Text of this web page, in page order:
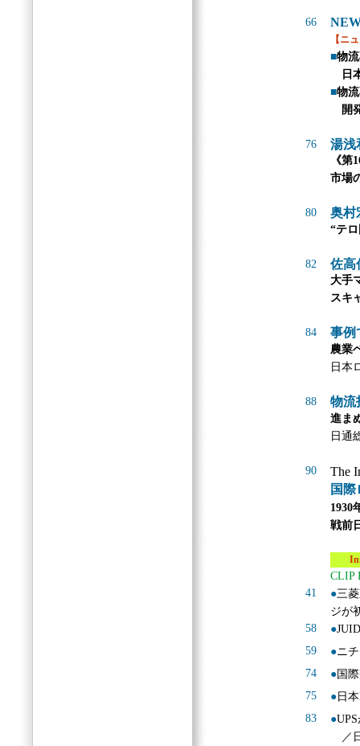
66
【ニ
■物
日
■物
開
76 湯浅
《第
市場
80 奥村
“テ
82 佐高
大手
スキ
84 事例
農業
日本
88 物流
進ま
日通
90
The
国
1930
戦前
CLIP
41
●三
ジが
58
●
59
●ニ
74
●国
75
● 日
83
●
／